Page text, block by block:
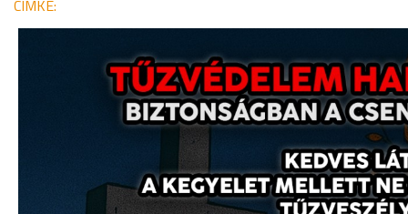
CÍMKE: